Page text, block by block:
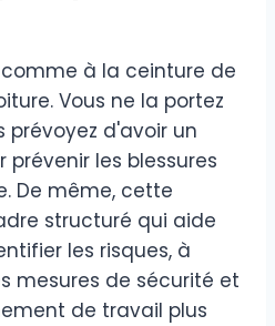
comme à la ceinture de
Vous ne la portez
prévoyez d'avoir un
les blessures
De même, cette
structuré qui aide
les risques, à
mesures de sécurité et
de travail plus